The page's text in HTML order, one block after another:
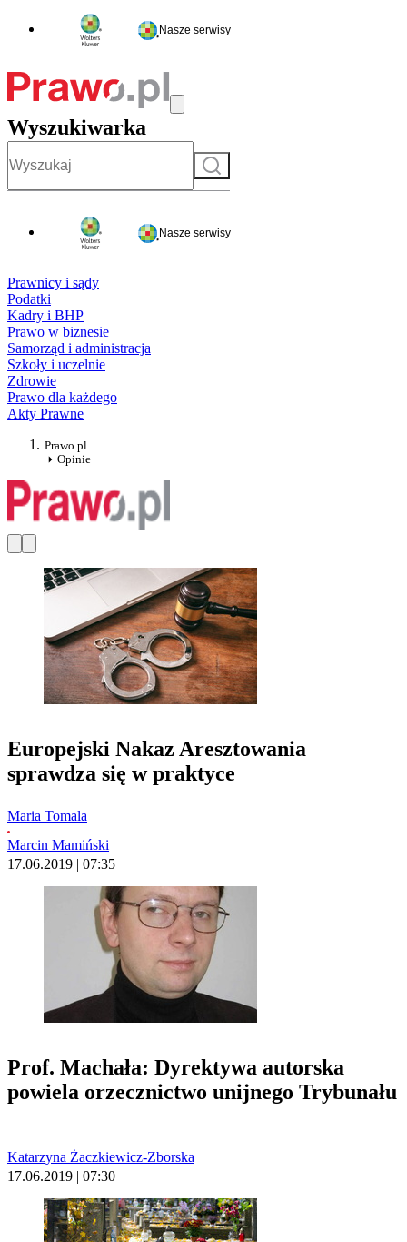
Nasze serwisy
Wyszukiwarka
Szukaj
Nasze serwisy
Prawnicy i sądy
Podatki
Kadry i BHP
Prawo w biznesie
Samorząd i administracja
Szkoły i uczelnie
Zdrowie
Prawo dla każdego
Akty Prawne
Prawo.pl
Opinie
Europejski Nakaz Aresztowania
sprawdza się w praktyce
Maria Tomala
Marcin Mamiński
17.06.2019 | 07:35
Prof. Machała: Dyrektywa autorska
powiela orzecznictwo unijnego Trybunału
Katarzyna Żaczkiewicz-Zborska
17.06.2019 | 07:30